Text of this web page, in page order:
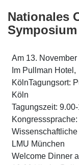
Nationales
Symposium
Am 13. November
Im Pullman Hotel,
KölnTagungsort:
Köln
Tagungszeit:
Wissenschaftliche
LMU München
Welcome Dinner